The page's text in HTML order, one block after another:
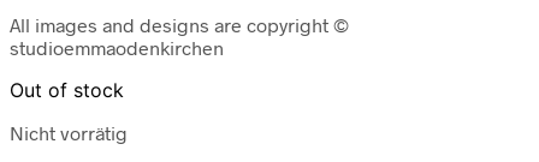
All images and designs are copyright ©
studioemmaodenkirchen
Out of stock
Nicht vorrätig